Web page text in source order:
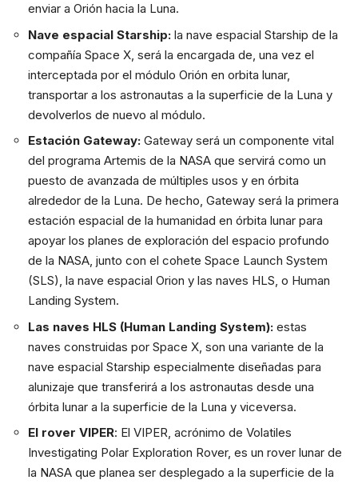
enviar a Orión hacia la Luna.
Nave espacial Starship: la nave espacial Starship de la
compañía Space X, será la encargada de, una vez el
interceptada por el módulo Orión en orbita lunar,
transportar a los astronautas a la superficie de la Luna y
devolverlos de nuevo al módulo.
Estación Gateway: Gateway será un componente vital
del programa Artemis de la NASA que servirá como un
puesto de avanzada de múltiples usos y en órbita
alrededor de la Luna. De hecho, Gateway será la primera
estación espacial de la humanidad en órbita lunar para
apoyar los planes de exploración del espacio profundo
de la NASA, junto con el cohete Space Launch System
(SLS), la nave espacial Orion y las naves HLS, o Human
Landing System.
Las naves HLS (Human Landing System): estas
naves construidas por Space X, son una variante de la
nave espacial Starship especialmente diseñadas para
alunizaje que transferirá a los astronautas desde una
órbita lunar a la superficie de la Luna y viceversa.
El rover VIPER: El VIPER, acrónimo de Volatiles
Investigating Polar Exploration Rover, es un rover lunar de
la NASA que planea ser desplegado a la superficie de la